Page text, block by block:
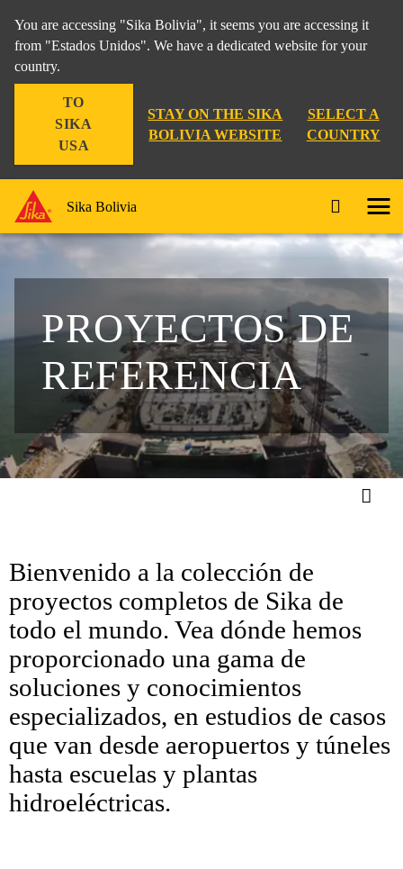
You are accessing "Sika Bolivia", it seems you are accessing it
from "Estados Unidos". We have a dedicated website for your
country.
TO
SIKA
USA
STAY ON THE SIKA
BOLIVIA WEBSITE
SELECT A
COUNTRY
Sika Bolivia
PROYECTOS DE
REFERENCIA
Bienvenido a la colección de
proyectos completos de Sika de
todo el mundo. Vea dónde hemos
proporcionado una gama de
soluciones y conocimientos
especializados, en estudios de casos
que van desde aeropuertos y túneles
hasta escuelas y plantas
hidroeléctricas.